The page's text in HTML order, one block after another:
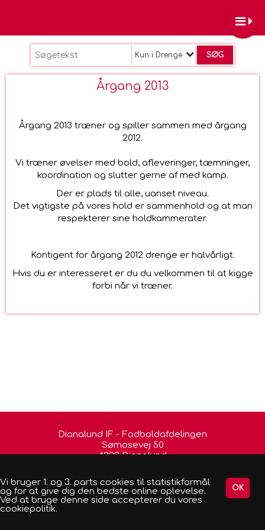
Kun i Drenge
Årgang 2013
Årgang 2013 træner og spiller sammen med årgang
2012.
Vi træner øvelser med bold, afleveringer, tæmninger,
koordination og slutter gerne af med kamp.
Der er plads til alle, uanset niveau.
Det vigtigste på vores hold er sammenhold og at man
respekterer sine holdkammerater.
Kontigent for årgang 2012 drenge er halvårligt.
Hvis du er interesseret er du du velkommen til at kigge
forbi når vi træner.
Dianalund IF - Fodboldafdelingen
Sømosevej 50
4293 Dianalund
CVR: 35191186
Reg: 2301
Vi bruger 1. og 3. parts cookies til statistikformål
og for at give dig den bedste online oplevelse.
Ved at bruge denne side accepterer du vores
cookiepolitik.